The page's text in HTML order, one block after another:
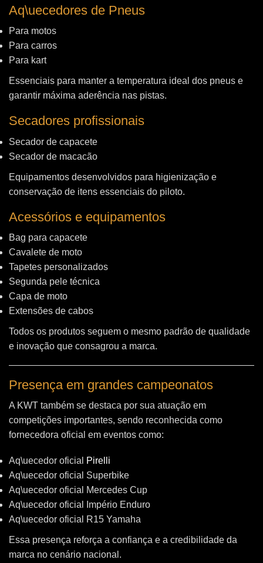
Aq\uecedores de Pneus
Para motos
Para carros
Para kart
Essenciais para manter a temperatura ideal dos pneus e
garantir máxima aderência nas pistas.
Secadores profissionais
Secador de capacete
Secador de macacão
Equipamentos desenvolvidos para higienização e
conservação de itens essenciais do piloto.
Acessórios e equipamentos
Bag para capacete
Cavalete de moto
Tapetes personalizados
Segunda pele técnica
Capa de moto
Extensões de cabos
Todos os produtos seguem o mesmo padrão de qualidade
e inovação que consagrou a marca.
Presença em grandes campeonatos
A KWT também se destaca por sua atuação em
competições importantes, sendo reconhecida como
fornecedora oficial em eventos como:
Aq\uecedor oficial
Pirelli
Aq\uecedor oficial Superbike
Aq\uecedor oficial Mercedes Cup
Aq\uecedor oficial Império Enduro
Aq\uecedor oficial R15 Yamaha
Essa presença reforça a confiança e a credibilidade da
marca no cenário nacional.